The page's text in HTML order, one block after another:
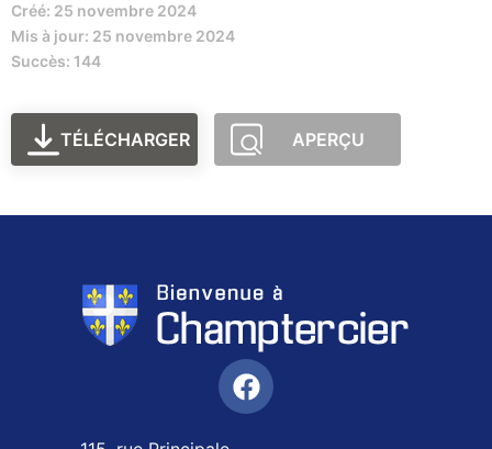
Créé: 25 novembre 2024
Mis à jour: 25 novembre 2024
Succès: 144
TÉLÉCHARGER APERÇU